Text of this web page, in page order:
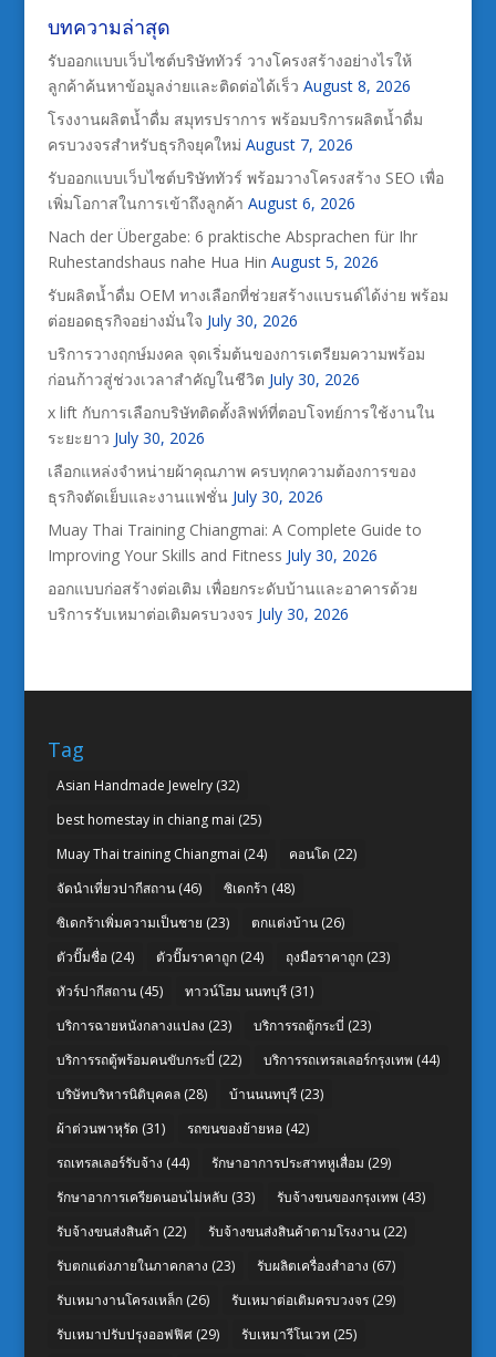
บทความล่าสุด
รับออกแบบเว็บไซต์บริษัททัวร์ วางโครงสร้างอย่างไรให้
ลูกค้าค้นหาข้อมูลง่ายและติดต่อได้เร็ว August 8, 2026
โรงงานผลิตน้ำดื่ม สมุทรปราการ พร้อมบริการผลิตน้ำดื่ม
ครบวงจรสำหรับธุรกิจยุคใหม่ August 7, 2026
รับออกแบบเว็บไซต์บริษัททัวร์ พร้อมวางโครงสร้าง SEO เพื่อ
เพิ่มโอกาสในการเข้าถึงลูกค้า August 6, 2026
Nach der Übergabe: 6 praktische Absprachen für Ihr
Ruhestandshaus nahe Hua Hin August 5, 2026
รับผลิตน้ำดื่ม OEM ทางเลือกที่ช่วยสร้างแบรนด์ได้ง่าย พร้อม
ต่อยอดธุรกิจอย่างมั่นใจ July 30, 2026
บริการวางฤกษ์มงคล จุดเริ่มต้นของการเตรียมความพร้อม
ก่อนก้าวสู่ช่วงเวลาสำคัญในชีวิต July 30, 2026
x lift กับการเลือกบริษัทติดตั้งลิฟท์ที่ตอบโจทย์การใช้งานใน
ระยะยาว July 30, 2026
เลือกแหล่งจำหน่ายผ้าคุณภาพ ครบทุกความต้องการของ
ธุรกิจตัดเย็บและงานแฟชั่น July 30, 2026
Muay Thai Training Chiangmai: A Complete Guide to
Improving Your Skills and Fitness July 30, 2026
ออกแบบก่อสร้างต่อเติม เพื่อยกระดับบ้านและอาคารด้วย
บริการรับเหมาต่อเติมครบวงจร July 30, 2026
Tag
Asian Handmade Jewelry(32)
best homestay in chiang mai (25)
Muay Thai training Chiangmai (24) คอนโด (22)
จัดนำเที่ยวปากีสถาน(46) ซิเดกร้า (48)
ซิเดกร้าเพิ่มความเป็นชาย (23) ตกแต่งบ้าน(26)
ตัวปั๊มชื่อ(24) ตัวปั๊มราคาถูก(24) ถุงมือราคาถูก(23)
ทัวร์ปากีสถาน(45) ทาวน์โฮม นนทบุรี(31)
บริการฉายหนังกลางแปลง (23) บริการรถตู้กระบี่ (23)
บริการรถตู้พร้อมคนขับกระบี่ (22) บริการรถเทรลเลอร์กรุงเทพ (44)
บริษัทบริหารนิติบุคคล(28) บ้านนนทบุรี(23)
ผ้าต่วนพาหุรัด (31) รถขนของย้ายหอ(42)
รถเทรลเลอร์รับจ้าง (44) รักษาอาการประสาทหูเสื่อม (29)
รักษาอาการเครียดนอนไม่หลับ (33) รับจ้างขนของกรุงเทพ (43)
รับจ้างขนส่งสินค้า (22) รับจ้างขนส่งสินค้าตามโรงงาน(22)
รับตกแต่งภายในภาคกลาง (23) รับผลิตเครื่องสำอาง (67)
รับเหมางานโครงเหล็ก(26) รับเหมาต่อเติมครบวงจร(29)
รับเหมาปรับปรุงออฟฟิศ(29) รับเหมารีโนเวท (25)